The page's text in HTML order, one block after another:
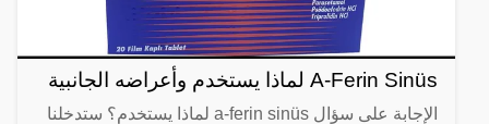
A-Ferin Sinüs لماذا يستخدم وأعراضه الجانبية
الإجابة على سؤال a-ferin sinüs لماذا يستخدم؟ ستدخلنا